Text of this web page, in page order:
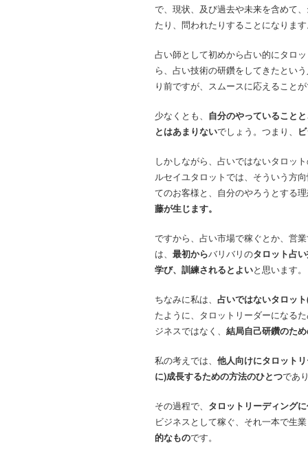
で、現状、及び過去や未来を含めて、
たり、問われたりすることになりま
占い師として初めから占い的にタロ
ら、占い技術の研鑽をしてきたとい
り前ですが、スムースに応えること
少なくとも、 自分のやっていること
とはあまりないでしょう。つまり、
しかしながら、占いではないタロッ
ルセイユタロットでは、そういう方
てのお客様と、自分のやろうとする
藤が生じます。
ですから、占い市場で稼ぐとか、営
は、 最初からバリバリのタロット占
学び、訓練されるとよいと思います。
ちなみに私は、 占いではないタロッ
たように、タロットリーダーになる
ジネスではなく、 結局自己研鑽のた
私の考えでは、 他人向けにタロット
に)成長するための方法のひとつであ
その過程で、 タロットリーディング
ビジネスとして稼ぐ、それ一本で生
的なものです。